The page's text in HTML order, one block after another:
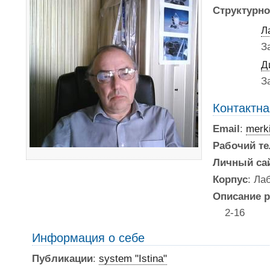
Email:
Рабочий
Личный
Корпус:
Описание
2-16
Информация о себе
Публикации: system "Istina"